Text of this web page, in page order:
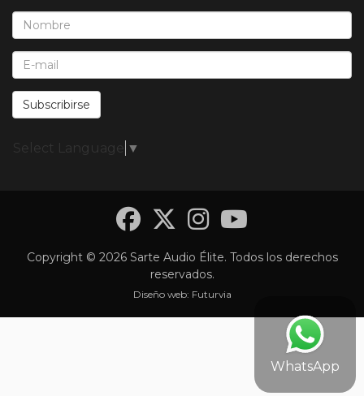
Nombre*:
E-Mail*:
Subscribirse
Select Language ▼
Facebook
Twitter
Copyright © 2026 Sarte Audio Élite. Todos los derechos
reservados.
Diseño web: Futurvia
WhatsApp